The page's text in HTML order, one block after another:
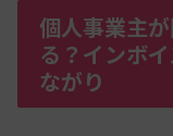
個人事業主
る？インボ
ながり